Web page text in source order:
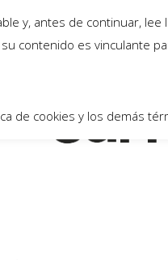
10
Feb
y, antes de continuar, lee
contenido es vinculante
de cookies y los demás